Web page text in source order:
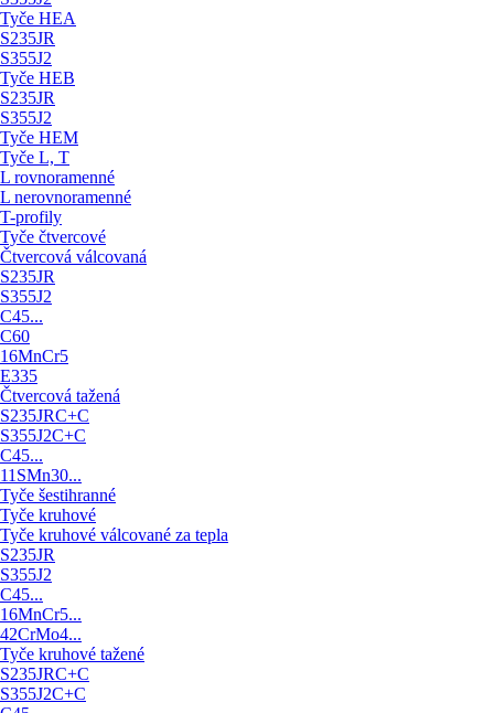
Tyče HEA
S235JR
S355J2
Tyče HEB
S235JR
S355J2
Tyče HEM
Tyče L, T
L rovnoramenné
L nerovnoramenné
T-profily
Tyče čtvercové
Čtvercová válcovaná
S235JR
S355J2
C45...
C60
16MnCr5
E335
Čtvercová tažená
S235JRC+C
S355J2C+C
C45...
11SMn30...
Tyče šestihranné
Tyče kruhové
Tyče kruhové válcované za tepla
S235JR
S355J2
C45...
16MnCr5...
42CrMo4...
Tyče kruhové tažené
S235JRC+C
S355J2C+C